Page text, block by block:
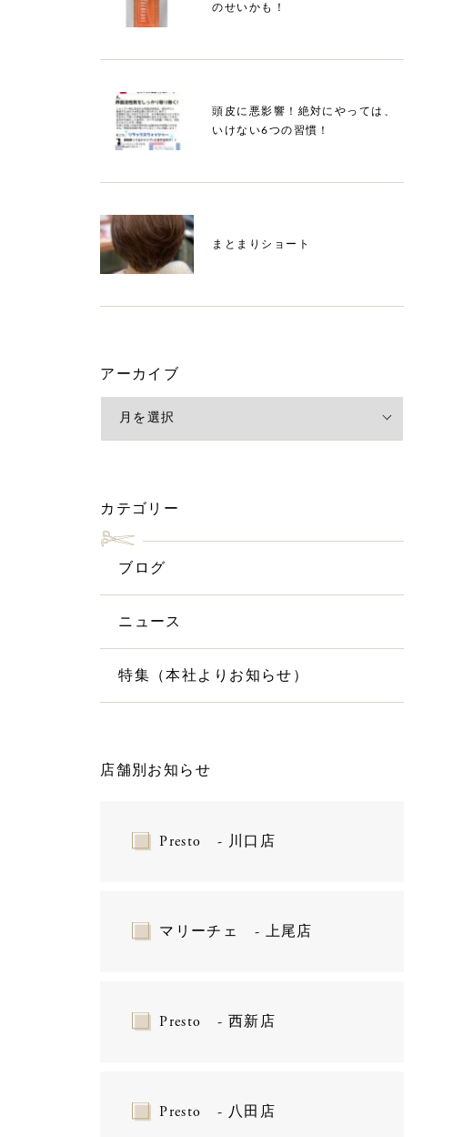
のせいかも！
頭皮に悪影響！絶対にやっては、
いけない6つの習慣！
まとまりショート
アーカイブ
カテゴリー
ブログ
ニュース
特集（本社よりお知らせ）
店舗別お知らせ
Presto - 川口店
マリーチェ - 上尾店
Presto - 西新店
Presto - 八田店